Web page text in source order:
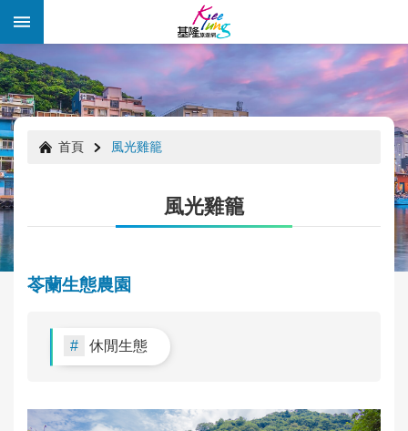
跳到主要內容區塊
:::
首頁 風光雞籠
風光雞籠
苓蘭生態農園
休閒生態